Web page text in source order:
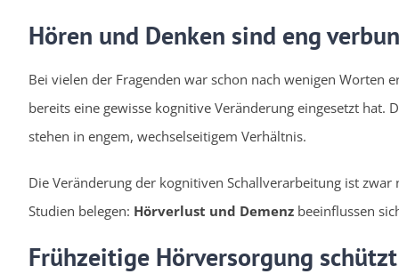
Hören und Denken sind eng
Bei vielen der Fragenden war schon nach wenigen Worten
bereits eine gewisse kognitive Veränderung eingesetzt
stehen in engem, wechselseitigem Verhältnis.
Die Veränderung der kognitiven Schallverarbeitung ist
Studien belegen: Hörverlust und Demenzbeeinflussen
Frühzeitige Hörversorgung